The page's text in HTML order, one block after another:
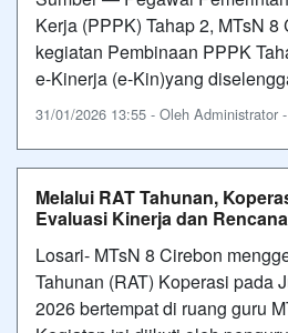
Kerja (PPPK) Tahap 2, MTsN
kegiatan Pembinaan PPPK
e-Kinerja (e-Kin)yang
31/01/2026 13:55 - Oleh Administrator
Melalui RAT Tahunan,
Evaluasi Kinerja dan
Losari- MTsN 8 Cirebon
Tahunan (RAT) Koperasi pada
2026 bertempat di ruang guru